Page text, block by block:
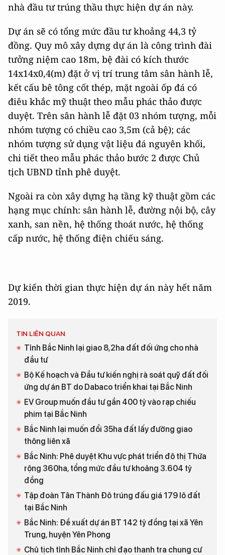
nhà đầu tư trúng thầu thực hiện dự án này.
Dự án sẽ có tổng mức đầu tư khoảng 44,3 tỷ
đồng. Quy mô xây dựng dự án là công trình đài
tưởng niệm cao 18m, bệ đài có kích thước
14x14x0,4(m) đặt ở vị trí trung tâm sân hành lễ,
kết cấu bê tông cốt thép, mặt ngoài ốp đá có
điêu khắc mỹ thuật theo mẫu phác thảo được
duyệt. Trên sân hành lễ đặt 03 nhóm tượng, mỗi
nhóm tượng có chiều cao 3,5m (cả bệ); các
nhóm tượng sử dụng vật liệu đá nguyên khối,
chi tiết theo mẫu phác thảo bước 2 được Chủ
tịch UBND tỉnh phê duyệt.
Ngoài ra còn xây dựng hạ tầng kỹ thuật gồm các
hạng mục chính: sân hành lễ, đường nội bộ, cây
xanh, san nền, hệ thống thoát nước, hệ thống
cấp nước, hệ thống điện chiếu sáng.
Dự kiến thời gian thực hiện dự án này hết năm
2019.
TIN LIÊN QUAN
Tỉnh Bắc Ninh lại giao 8,2ha đất đối ứng cho nhà
đầu tư
Bộ Kế hoạch và Đầu tư kiến nghị rà soát quỹ đất đối
ứng dự án BT do Dabaco triển khai tại Bắc Ninh
EV Group muốn đầu tư gần 400 tỷ vào rạp chiếu
phim tại Bắc Ninh
Bắc Ninh lại muốn đổi 35ha đất lấy đường giao
thông liên xã
Bắc Ninh: Phê duyệt Khu vực phát triển đô thị Thứa
rộng 360ha, tổng mức đầu tư khoảng 3.604 tỷ
đồng
Tập đoàn Tân Thành Đô trúng đấu giá 179 lô đất
tại Bắc Ninh
Bắc Ninh: Đề xuất dự án BT 142 tỷ đồng tại xã Yên
Trung, huyện Yên Phong
Chủ tịch tỉnh Bắc Ninh chỉ đạo thanh tra chung cư